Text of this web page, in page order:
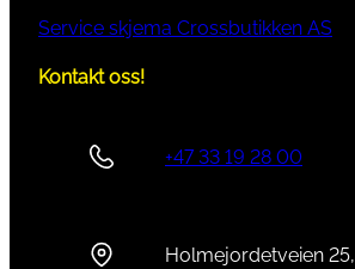
Service skjema Crossbutikken AS
Kontakt oss!
+47 33 19 28 00
Holmejordetveien